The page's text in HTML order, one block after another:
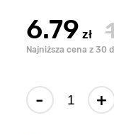
6.79 zł
Najniższa cena z 30
- +